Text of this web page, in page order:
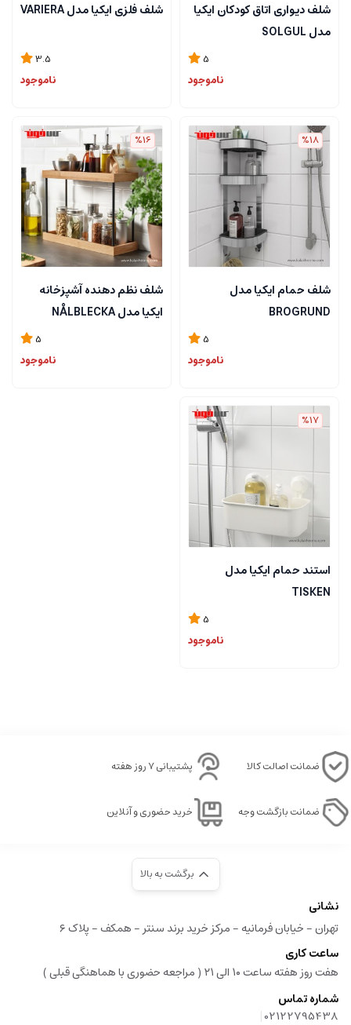
شلف دیواری اتاق کودکان ایکیا
مدل SOLGUL
5
ناموجود
شلف فلزی ایکیا مدل VARIERA
3.5
ناموجود
%18
شلف حمام ایکیا مدل
BROGRUND
5
ناموجود
%16
شلف نظم دهنده آشپزخانه
ایکیا مدل NÅLBLECKA
5
ناموجود
%17
استند حمام ایکیا مدل
TISKEN
5
ناموجود
ضمانت اصالت کالا پشتیبانی ۷ روز هفته
ضمانت بازگشت وجه خرید حضوری و آنلاین
برگشت به بالا
نشانی
تهران - خیابان فرمانیه - مرکز خرید برند سنتر - همکف - پلاک ۶
ساعت کاری
هفت روز هفته ساعت ۱۰ الی ۲۱ ( مراجعه حضوری با هماهنگی قبلی )
شماره تماس
02122795438
|